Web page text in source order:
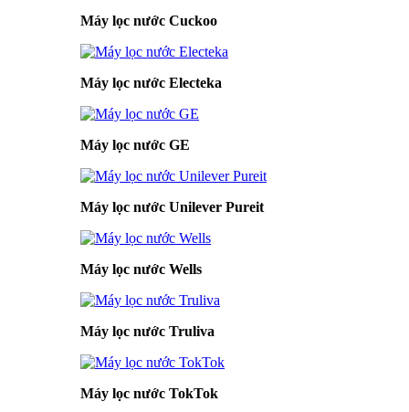
Máy lọc nước Cuckoo
Máy lọc nước Electeka
Máy lọc nước GE
Máy lọc nước Unilever Pureit
Máy lọc nước Wells
Máy lọc nước Truliva
Máy lọc nước TokTok